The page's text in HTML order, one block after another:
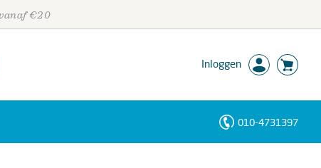
€20
Inloggen
010-4731397
Personen